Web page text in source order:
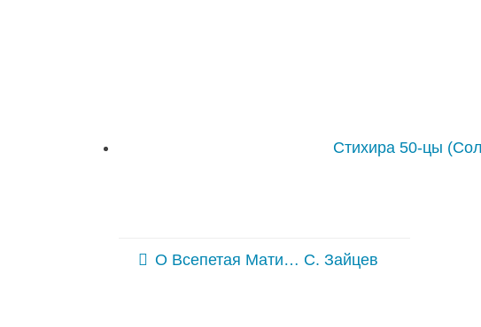
Стихира 50-цы
О Всепетая Мати… С. Зайцев